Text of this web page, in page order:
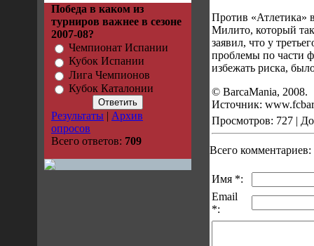
Победа в каком из
турниров важнее в сезоне
2007-08?
Чемпионат Испании
Кубок Испании
Лига Чемпионов
Кубок Каталонии
Результаты | Архив
опросов
Всего ответов: 709
Против «Атлетика»
Милито, который так
заявил, что у
проблемы по части
избежать риска,
© BarcaMania, 2008.
Источник:
Просмотров: 727 |
Всего комментариев:
Имя *:
Email
*: